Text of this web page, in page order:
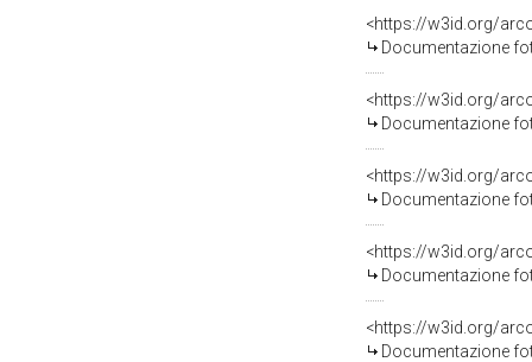
Documentazione
Documentazione
Documentazione
Documentazione
Documentazione